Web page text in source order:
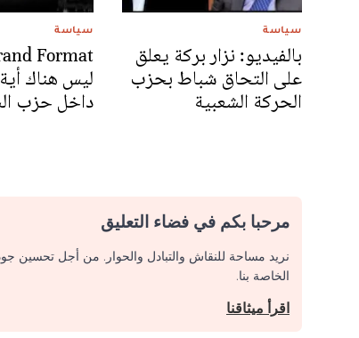
سياسة
بالفيديو: نزار بركة يعلق
على التحاق شباط بحزب
الحركة الشعبية
سياسة
ليس هناك
داخل حزب
مرحبا بكم في فضاء التعليق
نريد مساحة للنقاش والتبادل والحوار. من أجل تحسين
الخاصة بنا.
اقرأ ميثاقنا